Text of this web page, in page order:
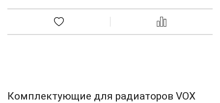
Комплектующие для радиаторов VOX